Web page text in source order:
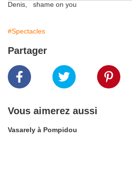
Denis, shame on you
#Spectacles
Partager
Vous aimerez aussi
Vasarely à Pompidou